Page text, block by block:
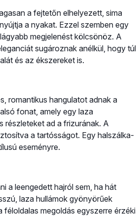
a fejtetőn elhelyezett, sima
a nyakat. Ezzel szemben egy
megjelenést kölcsönöz. A
sugároznak anélkül, hogy túl
és az ékszereket is.
romantikus hangulatot adnak a
fonat, amely egy laza
részleteket ad a frizurának. A
a tartósságot. Egy halszálka-
eseményre.
a leengedett hajról sem, ha hát
laza hullámok gyönyörűek
megoldás egyszerre érzéki